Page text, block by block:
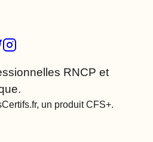
RNCP et
un produit CFS+.